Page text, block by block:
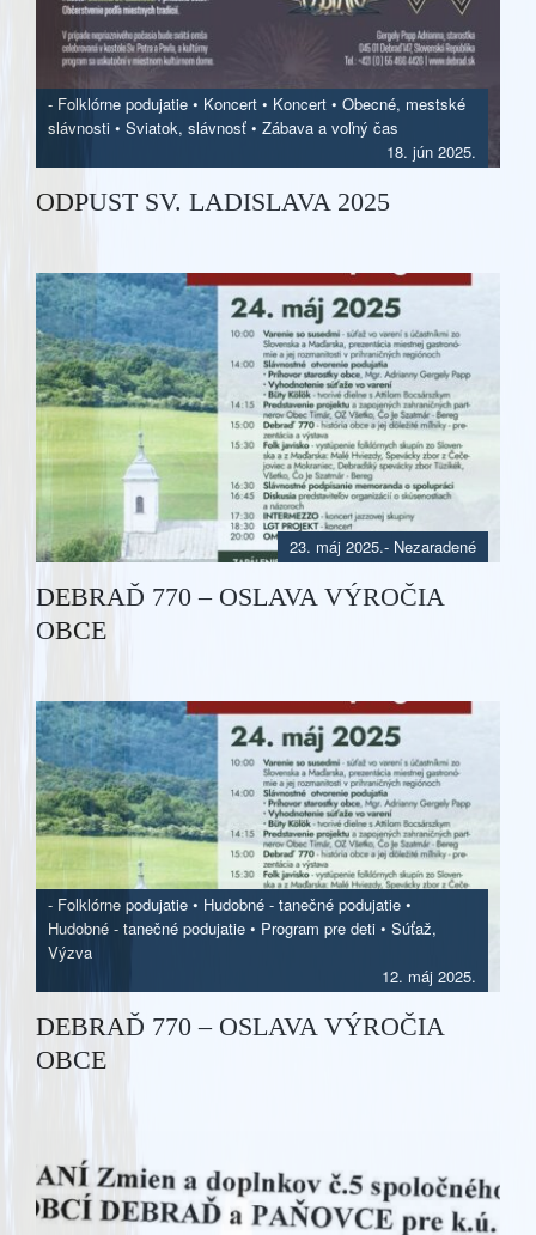
- Folklórne podujatie • Koncert • Koncert • Obecné, mestské
slávnosti • Sviatok, slávnosť • Zábava a voľný čas
18. jún 2025.
ODPUST SV. LADISLAVA 2025
- Nezaradené
23. máj 2025.
DEBRAĎ 770 – OSLAVA VÝROČIA
OBCE
- Folklórne podujatie • Hudobné - tanečné podujatie •
Hudobné - tanečné podujatie • Program pre deti • Súťaž,
Výzva
12. máj 2025.
DEBRAĎ 770 – OSLAVA VÝROČIA
OBCE